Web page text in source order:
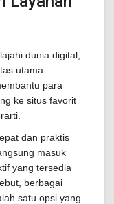
dunia digital,
utama.
para
ke situs favorit
dan praktis
masuk
yang tersedia
berbagai
satu opsi yang